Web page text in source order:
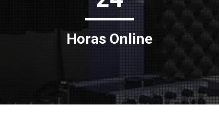
Horas Online